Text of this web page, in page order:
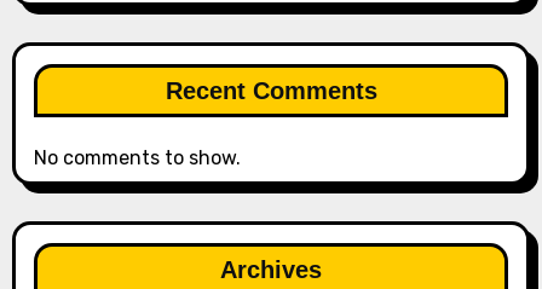
Recent Comments
No comments to show.
Archives